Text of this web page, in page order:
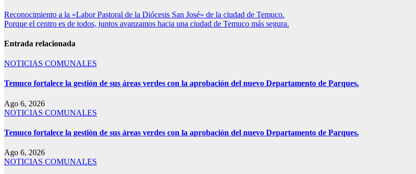
Reconocimiento a la «Labor Pastoral de la Diócesis San José» de la ciudad de Temuco.
Porque el centro es de todos, juntos avanzamos hacia una ciudad de Temuco más segura.
Entrada relacionada
NOTICIAS COMUNALES
Temuco fortalece la gestión de sus áreas verdes con la aprobación del nuevo Departamento de Parques.
Ago 6, 2026
NOTICIAS COMUNALES
Temuco fortalece la gestión de sus áreas verdes con la aprobación del nuevo Departamento de Parques.
Ago 6, 2026
NOTICIAS COMUNALES